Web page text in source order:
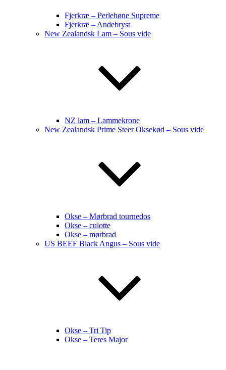
Fjerkræ – Perlehøne Supreme
Fjerkræ – Andebryst
New Zealandsk Lam – Sous vide
NZ lam – Lammekrone
New Zealandsk Prime Steer Oksekød – Sous vide
Okse – Mørbrad tournedos
Okse – culotte
Okse – mørbrad
US BEEF Black Angus – Sous vide
Okse – Tri Tip
Okse – Teres Major